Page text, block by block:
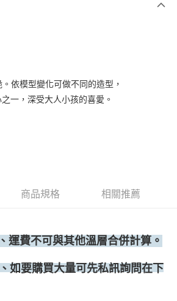
含以上)免運費
含以上)免運費
依模型變化可做不同的造型，
一，深受大人小孩的喜愛。
商品規格 相關推薦
運費不可與其他溫層合併計算。
如要購買大量可先私訊詢問在下